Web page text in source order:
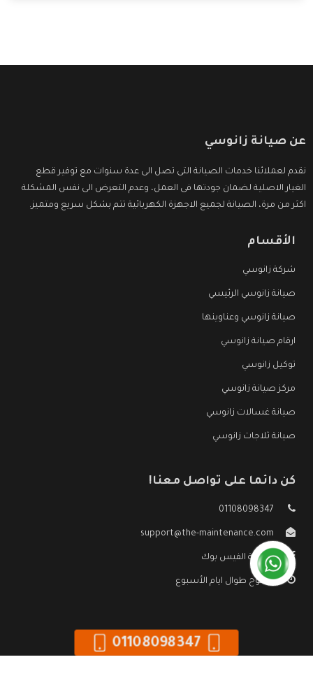
عن صيانة زانوسي
نقدم لعملائنا خدمات الصيانة التى تصل الى عدة سنوات مع توفير قطع
الغيار الاصلية لضمان جودتها فى العمل، وعدم التعرض الى نفس المشكلة
اكثر من مرة، الصيانة لجميع الاجهزة الكهربائية تتم بشكل سريع ومتميز.
الأقسام
شركة زانوسي
صيانة زانوسي الرئيسي
صيانة زانوسي وعناوينها
ارقام صيانة زانوسي
توكيل زانوسي
مركز صيانة زانوسي
صيانة غسالات زانوسي
صيانة ثلاجات زانوسي
كن دائما على تواصل معنا!
01108098347
support@the-maintenance.com
صفحة الفيس بوك
مفتوح طوال ايام الأسبوع
01108098347